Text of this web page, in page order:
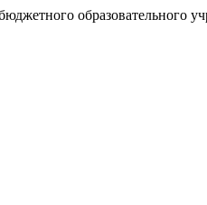
образовательного